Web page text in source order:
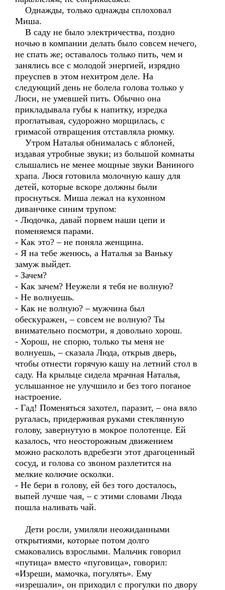
Однажды, только однажды сплоховал
Миша.
В саду не было электричества, поздно
ночью в компании делать было совсем нечего,
не спать же; оставалось только пить, чем и
занялись все с молодой энергией, изрядно
преуспев в этом нехитром деле. На
следующий день не болела голова только у
Люси, не умевшей пить. Обычно она
прикладывала губы к напитку, изредка
проглатывая, судорожно морщилась, с
гримасой отвращения отставляла рюмку.
Утром Наталья обнималась с яблоней,
издавая утробные звуки; из большой комнаты
слышались не менее мощные звуки Ваниного
храпа. Люся готовила молочную кашу для
детей, которые вскоре должны были
проснуться. Миша лежал на кухонном
диванчике синим трупом:
- Людочка, давай порвем наши цепи и
поменяемся парами.
- Как это? – не поняла женщина.
- Я на тебе женюсь, а Наталья за Ваньку
замуж выйдет.
- Зачем?
- Как зачем? Неужели я тебя не волную?
- Не волнуешь.
- Как не волную? – мужчина был
обескуражен, – совсем не волную? Ты
внимательно посмотри, я довольно хорош.
- Хорош, не спорю, только ты меня не
волнуешь, – сказала Люда, открыв дверь,
чтобы отнести горячую кашу на летний стол в
саду. На крыльце сидела мрачная Наталья,
услышанное не улучшило и без того поганое
настроение.
- Гад! Поменяться захотел, паразит, – она вяло
ругалась, придерживая руками стеклянную
голову, завернутую в мокрое полотенце. Ей
казалось, что неосторожным движением
можно расколоть вдребезги этот драгоценный
сосуд, и голова со звоном разлетится на
мелкие колючие осколки.
- Не бери в голову, ей без того досталось,
выпей лучше чая, – с этими словами Люда
пошла наливать чай.
Дети росли, умиляли неожиданными
открытиями, которые потом долго
смаковались взрослыми. Мальчик говорил
«путица» вместо «пуговица», говорил:
«Изреши, мамочка, погулять». Ему
«изрешали», он приходил с прогулки по двору